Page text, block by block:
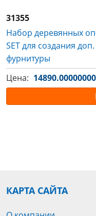
31355
Набор деревянных
SET для создания
фурнитуры
Цена:
КАРТА САЙТА